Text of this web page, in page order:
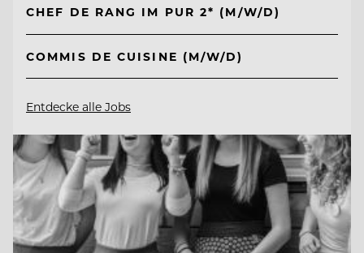
CHEF DE RANG IM PUR 2* (M/W/D)
COMMIS DE CUISINE (M/W/D)
Entdecke alle Jobs